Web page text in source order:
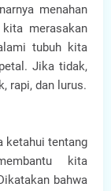
menahan
merasakan
tubuh kita
Jika tidak,
rapi, dan lurus.
ketahui tentang
kita
bahwa